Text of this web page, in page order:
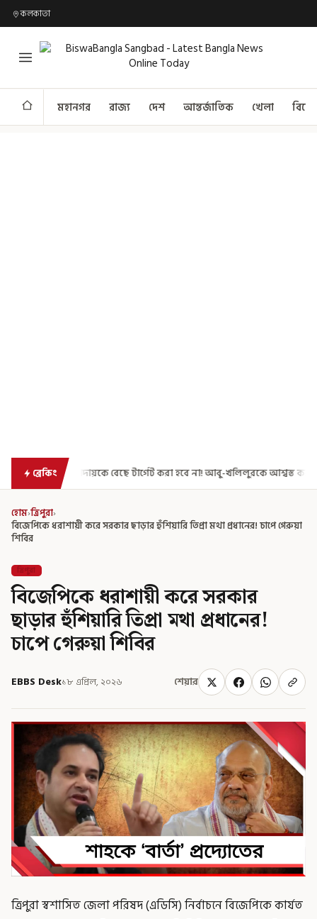
কলকাতা
মহানগর রাজ্য দেশ আন্তর্জাতিক খেলা
ব্রেকিং
বেছে টার্গেট করা হবে না! আবু-খলিলুরকে আশ্বস্ত করলেন মুখ্যমন্ত্রী
হোম›ত্রিপুরা›
বিজেপিকে ধরাশায়ী করে সরকার ছাড়ার হুঁশিয়ারি তিপ্রা মথা প্রধানের! চাপে গেরুয়া
শিবির
ত্রিপুরা
বিজেপিকে ধরাশায়ী করে সরকার
ছাড়ার হুঁশিয়ারি তিপ্রা মথা প্রধানের!
চাপে গেরুয়া শিবির
EBBS Desk১৮ এপ্রিল, ২০২৬ শেয়ার
ত্রিপুরা স্বশাসিত জেলা পরিষদ (এডিসি) নির্বাচনে বিজেপিকে কার্যত